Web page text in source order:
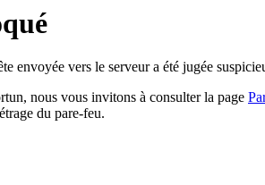
envoyée vers le serveur a été jugée
nous vous invitons à consulter la page
du pare-feu.